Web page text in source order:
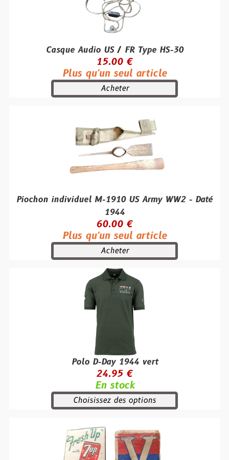
Casque Audio US / FR Type HS-30
15.00 €
Plus qu'un seul article
Acheter
Piochon individuel M-1910 US Army WW2 - Daté
1944
60.00 €
Plus qu'un seul article
Acheter
Polo D-Day 1944 vert
24.95 €
En stock
Choisissez des options